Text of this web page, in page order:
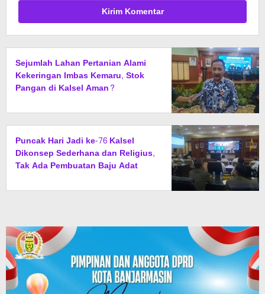
Sejumlah Lahan Pertanian Alami
Kekeringan Imbas Kemaru, Stok
Pangan di Kalsel Aman?
Puncak Hari Jadi ke-76 Kalsel
Dikonsep Sederhana dan Religius,
Tak Ada Pembuatan Baju Adat